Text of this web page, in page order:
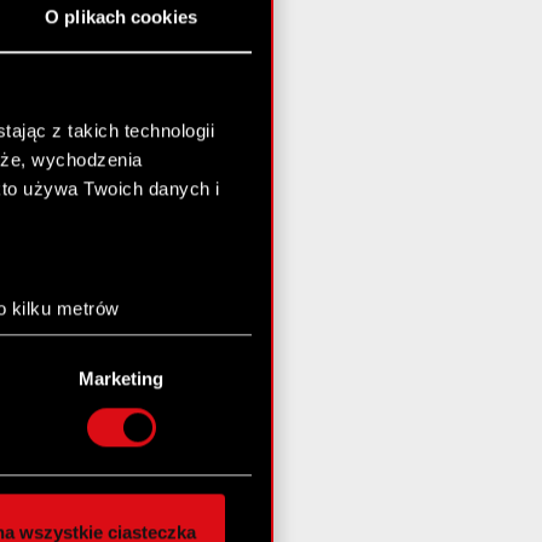
O plikach cookies
z takich technologii
wychodzenia
używa Twoich danych i
kilku metrów
(fingerprinting,
preferencje w
chwili.
i
Marketing
wszystkie ciasteczka